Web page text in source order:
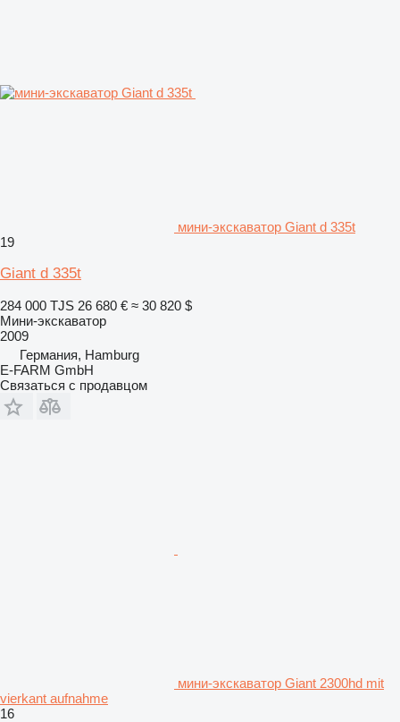
мини-экскаватор Giant d 335t
19
Giant d 335t
284 000 TJS 26 680 € ≈ 30 820 $
Мини-экскаватор
2009
Германия, Hamburg
E-FARM GmbH
Связаться с продавцом
мини-экскаватор Giant 2300hd mit
vierkant aufnahme
16